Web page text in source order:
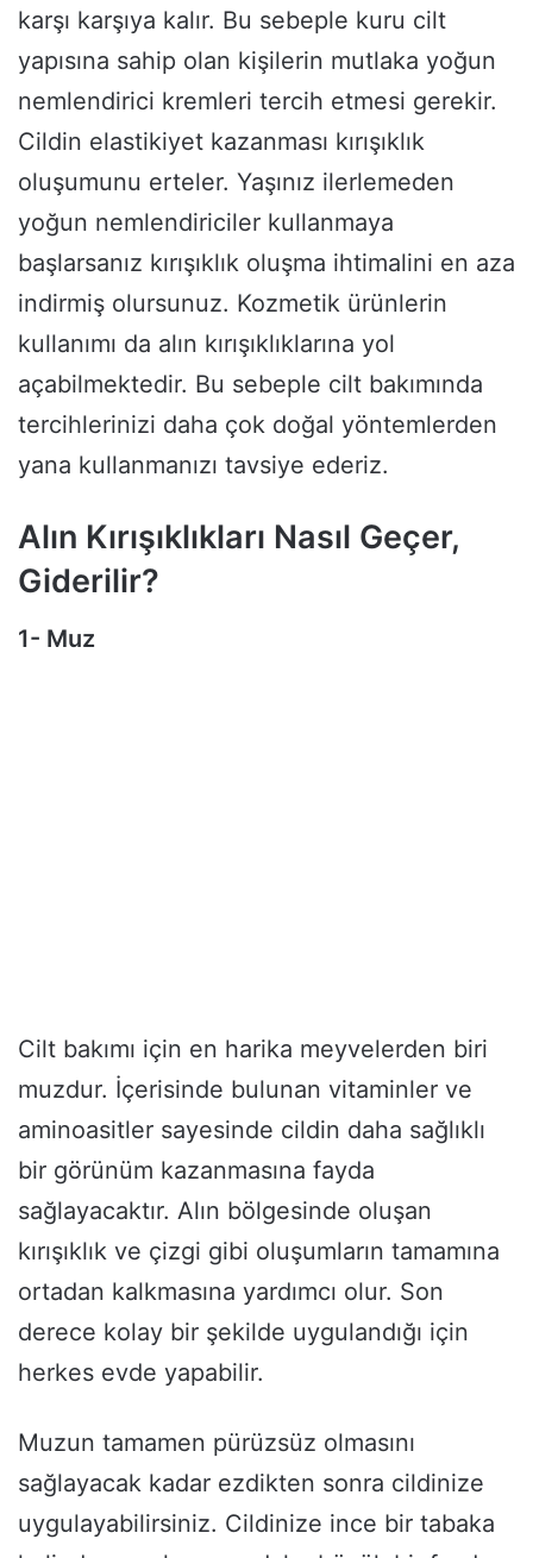
karşı karşıya kalır. Bu sebeple kuru cilt
yapısına sahip olan kişilerin mutlaka yoğun
nemlendirici kremleri tercih etmesi gerekir.
Cildin elastikiyet kazanması kırışıklık
oluşumunu erteler. Yaşınız ilerlemeden
yoğun nemlendiriciler kullanmaya
başlarsanız kırışıklık oluşma ihtimalini en aza
indirmiş olursunuz. Kozmetik ürünlerin
kullanımı da alın kırışıklıklarına yol
açabilmektedir. Bu sebeple cilt bakımında
tercihlerinizi daha çok doğal yöntemlerden
yana kullanmanızı tavsiye ederiz.
Alın Kırışıklıkları Nasıl Geçer,
Giderilir?
1- Muz
Cilt bakımı için en harika meyvelerden biri
muzdur. İçerisinde bulunan vitaminler ve
aminoasitler sayesinde cildin daha sağlıklı
bir görünüm kazanmasına fayda
sağlayacaktır. Alın bölgesinde oluşan
kırışıklık ve çizgi gibi oluşumların tamamına
ortadan kalkmasına yardımcı olur. Son
derece kolay bir şekilde uygulandığı için
herkes evde yapabilir.
Muzun tamamen pürüzsüz olmasını
sağlayacak kadar ezdikten sonra cildinize
uygulayabilirsiniz. Cildinize ince bir tabaka